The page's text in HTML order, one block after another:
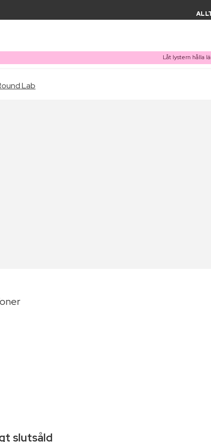
Låt lystern hålla
Lab
slutsåld